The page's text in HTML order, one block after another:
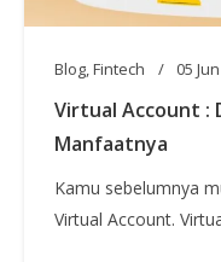
Blog,Fintech 05
Virtual Account :
Manfaatnya
Kamu sebelumnya
Virtual Account.